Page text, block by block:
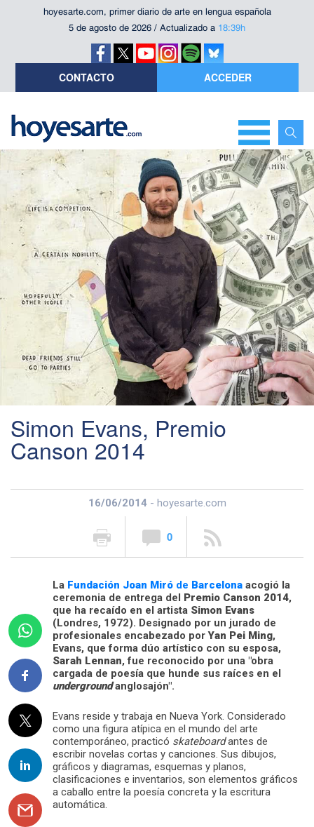
hoyesarte.com, primer diario de arte en lengua española
5 de agosto de 2026 / Actualizado a 18:39h
CONTACTO ACCEDER
Simon Evans, Premio
Canson 2014
16/06/2014- hoyesarte.com
0
La Fundación Joan Miró de Barcelona acogió la
ceremonia de entrega del Premio Canson 2014,
que ha recaído en el artista Simon Evans
(Londres, 1972). Designado por un jurado de
profesionales encabezado porYan Pei Ming,
Evans, que forma dúo artístico con su esposa,
Sarah Lennan, fue reconocido por una "obra
cargada de poesía que hunde sus raíces en el
undergroundanglosajón".
Evans reside y trabaja en Nueva York. Considerado
como una figura atípica en el mundo del arte
contemporáneo, practicó skateboardantes de
escribir novelas cortas y canciones. Sus dibujos,
gráficos y diagramas, esquemas y planos,
clasificaciones e inventarios, son elementos gráficos
a caballo entre la poesía concreta y la escritura
automática.